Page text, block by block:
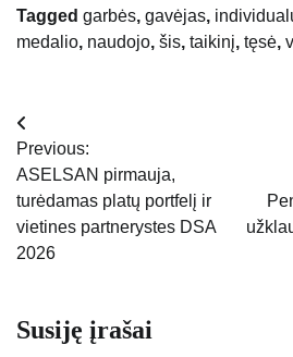
Tagged garbės, gavėjas,
medalio, naudojo, šis, taikinį, tęsė,
Navigacija
tarp
įrašų
Previous:
ASELSAN pirmauja,
turėdamas platų portfelį ir
vietines partnerystes DSA
2026
Susiję įrašai